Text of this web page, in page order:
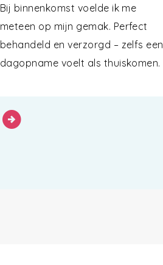
Bij binnenkomst voelde ik me
meteen op mijn gemak. Perfect
behandeld en verzorgd – zelfs een
dagopname voelt als thuiskomen.
arrow_circle_right